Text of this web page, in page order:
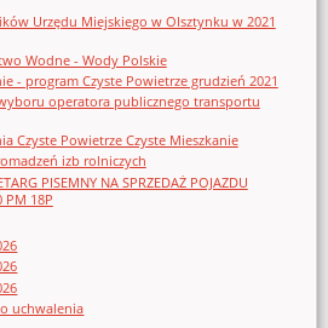
Urzędu Miejskiego w Olsztynku w 2021
Wodne - Wody Polskie
- program Czyste Powietrze grudzień 2021
operatora publicznego transportu
Czyste Powietrze Czyste Mieszkanie
izb rolniczych
PISEMNY NA SPRZEDAŻ POJAZDU
PM 18P
uchwalenia